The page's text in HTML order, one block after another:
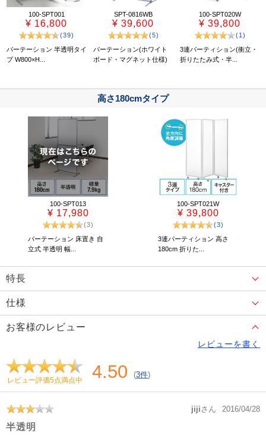
100-SPT001
¥ 16,800
(39)
パーテーション 半透明タイ
プ W800×H...
SPT-0816WB
¥ 39,600
(5)
パーテーション(ホワイト
ボード・マグネット仕様)
100-SPT020W
¥ 39,800
(1)
3連パーティション(衝立・
折りたたみ式・半...
高さ180cmタイプ
100-SPT013
¥ 17,980
(3)
パーテーション 床置き 自
立式 半透明 幅...
100-SPT021W
¥ 39,800
(3)
3連パーティション 高さ
180cm 折りた...
特長
仕様
お客様のレビュー
レビューを書く
レビュー評価5点満点中 4.50 (3件)
jijiさん 2016/04/28
半透明